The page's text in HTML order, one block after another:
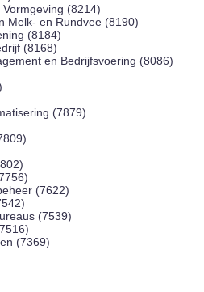
(8214)
Melk- en Rundvee (8190)
(8184)
(8168)
en Bedrijfsvoering (8086)
(7879)
(7622)
(7539)
(7369)